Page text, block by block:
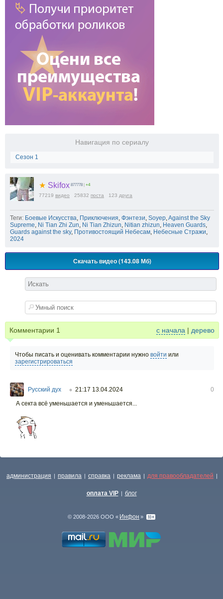
Навигация по сериалу
Сезон 1
★ Skifox 877778 +4
77219 видео 25832 поста 123 друга
Теги: Боевые Искусства, Приключения, Фэнтези, Soyep,Against the Sky
Supreme, Ni Tian Zhi Zun, Ni Tian Zhizun, Nitian zhizun, Heaven Guards,
Guards against the sky, Противостоящий Небесам, Небесные Стражи,
2024
Скачать видео (143.08 Мб)
Комментарии 1 с начала | дерево
Чтобы писать и оценивать комментарии нужно войти или
зарегистрироваться
Русский дух ○ 21:17 13.04.2024
0
А секта всё уменьшается и уменьшается...
администрация | правила | справка | реклама | для правообладателей |
оплата VIP | блог
© 2008-2026 ООО « Инфон »